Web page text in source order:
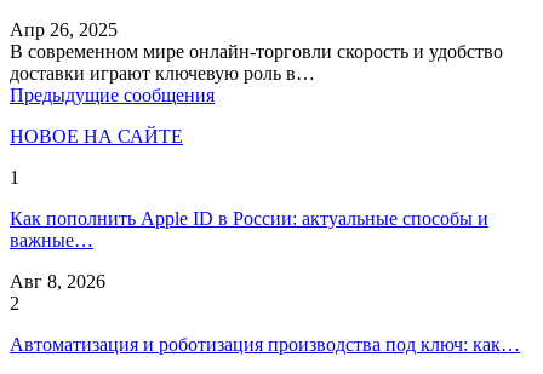
Апр 26, 2025
В современном мире онлайн-торговли скорость и удобство
доставки играют ключевую роль в…
Предыдущие сообщения
НОВОЕ НА САЙТЕ
1
Как пополнить Apple ID в России: актуальные способы и
важные…
Авг 8, 2026
2
Автоматизация и роботизация производства под ключ: как…